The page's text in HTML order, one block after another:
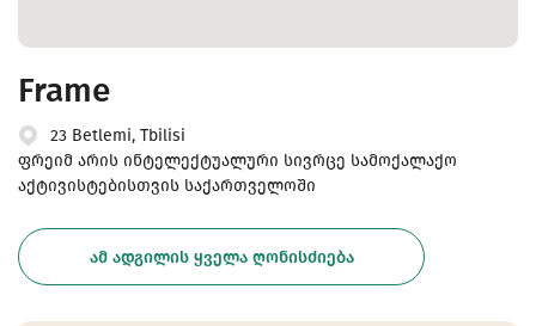
Frame
23 Betlemi, Tbilisi
ფრეიმ არის ინტელექტუალური სივრცე სამოქალაქო
აქტივისტებისთვის საქართველოში
ᲐᲛ ᲐᲓᲒᲘᲚᲘᲡ ᲧᲕᲔᲚᲐ ᲦᲝᲜᲘᲡᲫᲘᲔᲑᲐ